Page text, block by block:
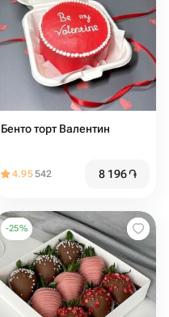
Бенто торт Валентин
4.95542 8 196֏
-25%